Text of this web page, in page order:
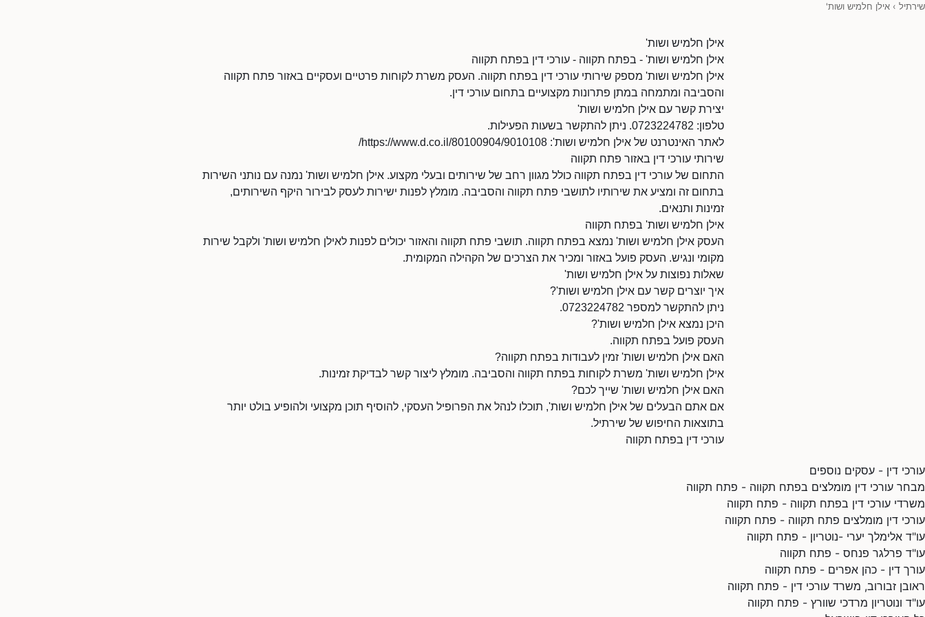
שירתיל › אילן חלמיש ושות'
אילן חלמיש ושות'
אילן חלמיש ושות' - בפתח תקווה - עורכי דין בפתח תקווה
אילן חלמיש ושות' מספק שירותי עורכי דין בפתח תקווה. העסק משרת לקוחות פרטיים ועסקיים באזור פתח תקווה
והסביבה ומתמחה במתן פתרונות מקצועיים בתחום עורכי דין.
יצירת קשר עם אילן חלמיש ושות'
טלפון: 0723224782. ניתן להתקשר בשעות הפעילות.
לאתר האינטרנט של אילן חלמיש ושות': https://www.d.co.il/80100904/9010108/
שירותי עורכי דין באזור פתח תקווה
התחום של עורכי דין בפתח תקווה כולל מגוון רחב של שירותים ובעלי מקצוע. אילן חלמיש ושות' נמנה עם נותני השירות
בתחום זה ומציע את שירותיו לתושבי פתח תקווה והסביבה. מומלץ לפנות ישירות לעסק לבירור היקף השירותים,
זמינות ותנאים.
אילן חלמיש ושות' בפתח תקווה
העסק אילן חלמיש ושות' נמצא בפתח תקווה. תושבי פתח תקווה והאזור יכולים לפנות לאילן חלמיש ושות' ולקבל שירות
מקומי ונגיש. העסק פועל באזור ומכיר את הצרכים של הקהילה המקומית.
שאלות נפוצות על אילן חלמיש ושות'
איך יוצרים קשר עם אילן חלמיש ושות'?
ניתן להתקשר למספר 0723224782.
היכן נמצא אילן חלמיש ושות'?
העסק פועל בפתח תקווה.
האם אילן חלמיש ושות' זמין לעבודות בפתח תקווה?
אילן חלמיש ושות' משרת לקוחות בפתח תקווה והסביבה. מומלץ ליצור קשר לבדיקת זמינות.
האם אילן חלמיש ושות' שייך לכם?
אם אתם הבעלים של אילן חלמיש ושות', תוכלו לנהל את הפרופיל העסקי, להוסיף תוכן מקצועי ולהופיע בולט יותר
בתוצאות החיפוש של שירתיל.
עורכי דין בפתח תקווה
עורכי דין - עסקים נוספים
מבחר עורכי דין מומלצים בפתח תקווה - פתח תקווה
משרדי עורכי דין בפתח תקווה - פתח תקווה
עורכי דין מומלצים פתח תקווה - פתח תקווה
עו"ד אלימלך יערי -נוטריון - פתח תקווה
עו"ד פרלגר פנחס - פתח תקווה
עורך דין - כהן אפרים - פתח תקווה
ראובן זבורוב, משרד עורכי דין - פתח תקווה
עו"ד ונוטריון מרדכי שוורץ - פתח תקווה